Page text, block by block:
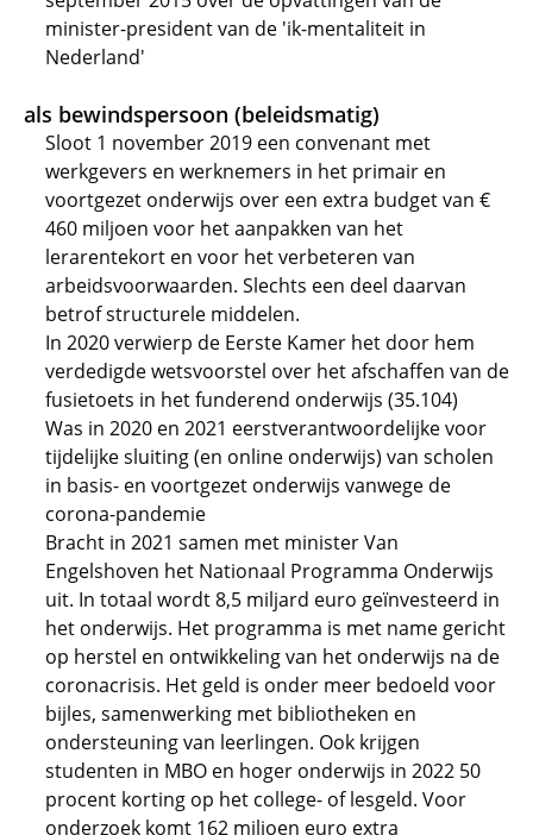
minister-president van de 'ik-mentaliteit in
Nederland'
als bewindspersoon (beleidsmatig)
Sloot 1 november 2019 een convenant met
werkgevers en werknemers in het primair en
voortgezet onderwijs over een extra budget van €
460 miljoen voor het aanpakken van het
lerarentekort en voor het verbeteren van
arbeidsvoorwaarden. Slechts een deel daarvan
betrof structurele middelen.
In 2020 verwierp de Eerste Kamer het door hem
verdedigde wetsvoorstel over het afschaffen van de
fusietoets in het funderend onderwijs (35.104)
Was in 2020 en 2021 eerstverantwoordelijke voor
tijdelijke sluiting (en online onderwijs) van scholen
in basis- en voortgezet onderwijs vanwege de
corona-pandemie
Bracht in 2021 samen met minister Van
Engelshoven het Nationaal Programma Onderwijs
uit. In totaal wordt 8,5 miljard euro geïnvesteerd in
het onderwijs. Het programma is met name gericht
op herstel en ontwikkeling van het onderwijs na de
coronacrisis. Het geld is onder meer bedoeld voor
bijles, samenwerking met bibliotheken en
ondersteuning van leerlingen. Ook krijgen
studenten in MBO en hoger onderwijs in 2022 50
procent korting op het college- of lesgeld. Voor
onderzoek komt 162 miljoen euro extra